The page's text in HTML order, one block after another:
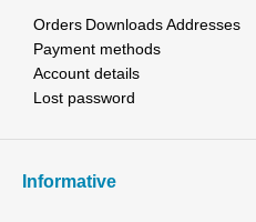
Orders Downloads Addresses
Payment methods
Account details
Lost password
Informative